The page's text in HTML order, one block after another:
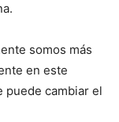
somos más
en este
puede cambiar el